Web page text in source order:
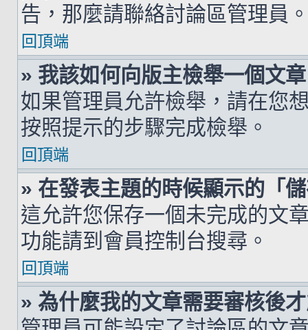
告，那麼請聯絡討論區管理員
回頂端
» 我該如何向版主檢舉一個文
如果管理員允許檢舉，請在您
按照提示的步驟完成檢舉。
回頂端
» 在發表主題的時候顯示的「
這允許您保存一個未完成的文
功能請到會員控制台搜尋。
回頂端
» 為什麼我的文章需要審核後